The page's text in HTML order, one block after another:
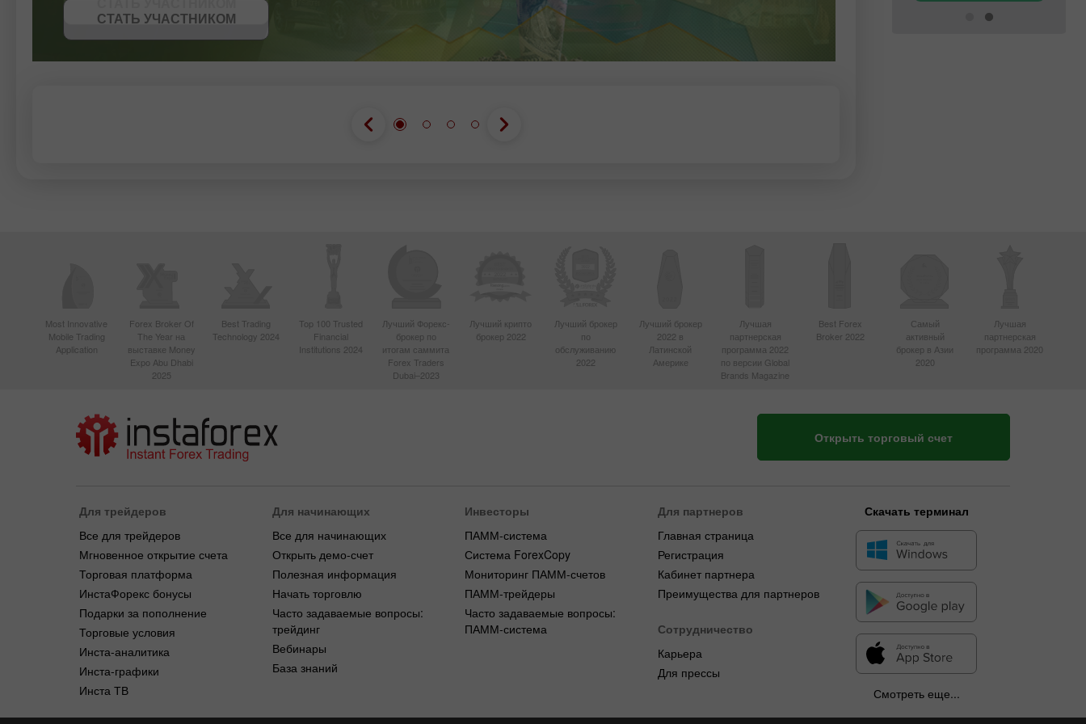
СТАТЬ УЧАСТНИКОМ
СТАТЬ УЧАСТНИКОМ
ПОЛУЧИТЬ БОНУС
Most Innovative
Mobile Trading
Application
Forex Broker Of
The Year на
выставке Money
Expo Abu Dhabi
2025
Best Trading
Technology 2024
Top 100 Trusted
Financial
Institutions 2024
Лучший Форекс-
брокер по
итогам саммита
Forex Traders
Dubai–2023
Лучший крипто
брокер 2022
Лучший брокер
по
обслуживанию
2022
Лучший брокер
2022 в
Латинской
Америке
Лучшая
партнерская
программа 2022
по версии Global
Brands Magazine
Best Forex
Broker 2022
Самый
активный
брокер в Азии
2020
Лучшая
партнерская
программа 2020
Открыть торговый счет
Для трейдеров
Все для трейдеров
Мгновенное открытие счета
Торговая платформа
ИнстаФорекс бонусы
Подарки за пополнение
Торговые условия
Инста-аналитика
Инста-графики
Инста ТВ
Для начинающих
Все для начинающих
Открыть демо-счет
Полезная информация
Начать торговлю
Часто задаваемые вопросы:
трейдинг
Вебинары
База знаний
Инвесторы
ПАММ-система
Система ForexCopy
Мониторинг ПАММ-счетов
ПАММ-трейдеры
Часто задаваемые вопросы:
ПАММ-система
Для партнеров
Главная страница
Регистрация
Кабинет партнера
Преимущества для партнеров
Сотрудничество
Карьера
Для прессы
Скачать терминал
Смотреть еще...